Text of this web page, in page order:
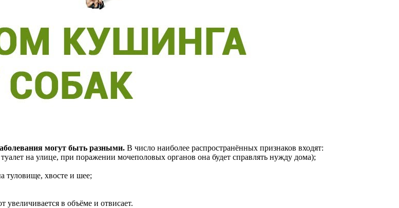
могут быть разными. В число наиболее распространённых признаков входят:
на улице, при поражении мочеполовых органов она будет справлять нужду дома);
туловище, хвосте и шее;
в объёме и отвисает.